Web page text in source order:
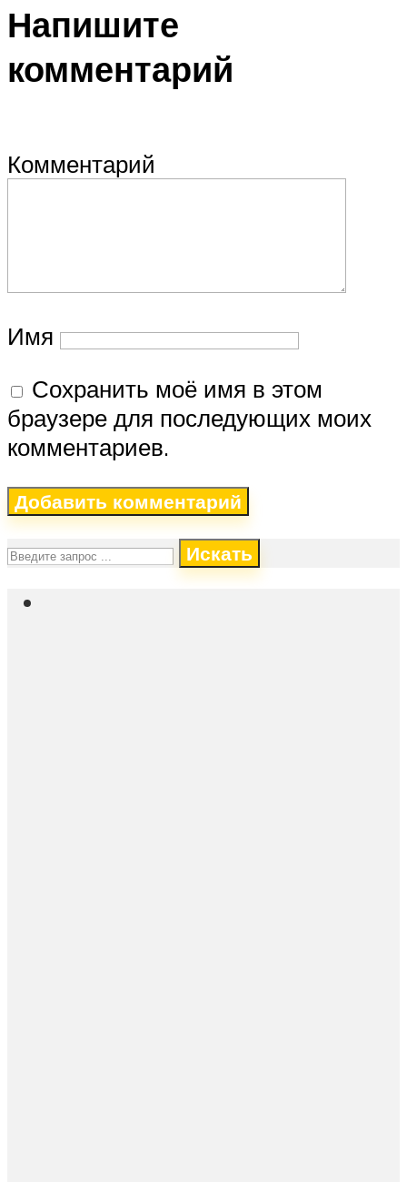
Напишите
комментарий
Комментарий
Имя
Сохранить моё имя в этом
браузере для последующих моих
комментариев.
Искать